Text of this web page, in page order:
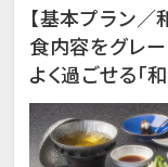
【基本プラン／
食内容をグレ
よく過ごせる「